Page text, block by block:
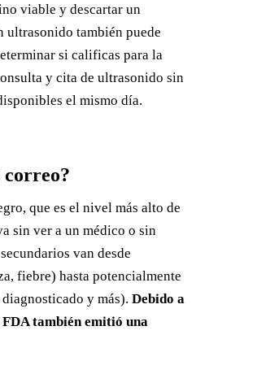
viable y descartar un
ultrasonido también puede
si calificas para la
y cita de ultrasonido sin
el mismo día.
correo?
que es el nivel más alto de
sin ver a un médico o sin
van desde
fiebre) hasta potencialmente
y más). Debido a
también emitió una